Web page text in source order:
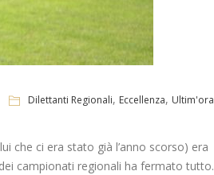
Dilettanti Regionali, Eccellenza, Ultim'ora
che ci era stato già l’anno scorso) era
campionati regionali ha fermato tutto.